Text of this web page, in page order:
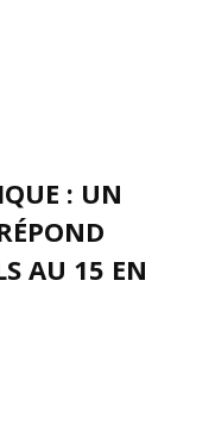
: UN
AU 15 EN